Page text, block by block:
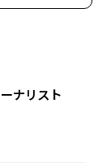
ナリスト